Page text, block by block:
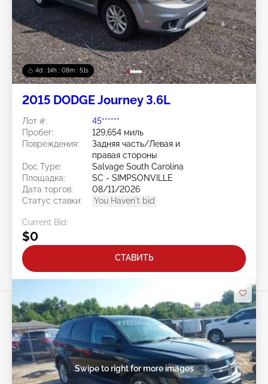
4d : 14h : 08m : 48s
2015 DODGE Journey 3.6L
Лот #:
45******
Пробег:
129,654 миль
Повреждения:
Задняя часть/Левая и
правая стороны
Doc Type:
Salvage South Carolina
Площадка:
SC - SIMPSONVILLE
Дата торгов:
08/11/2026
Статус ставки:
You Haven't bid
Current Bid:
$0
СТАВИТЬ
Swipe to right for more images